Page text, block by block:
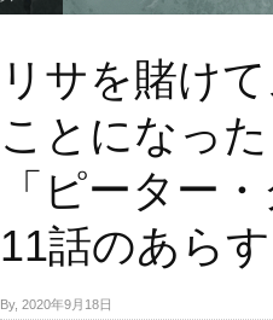
リサを賭け
ことになっ
「ピーター
11話のあら
By, 2020年9月18日